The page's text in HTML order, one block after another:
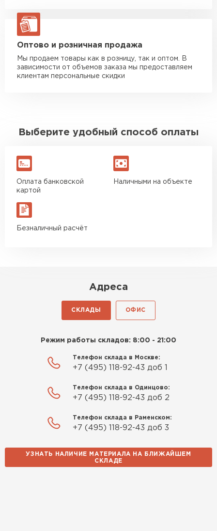
макс. длина груза 13,5 м
ЗАКАЗАТЬ С ДОСТАВКОЙ
Оптово и розничная продажа
Мы продаем товары как в розницу, так и оптом. В
зависимости от объемов заказа мы предоставляем
клиентам персональные скидки
Выберите удобный способ оплаты
Оплата банковской
картой
Наличными на объекте
Безналичный расчёт
Адреса
СКЛАДЫ ОФИС
Режим работы складов: 8:00 - 21:00
Телефон склада в Москве:
+7 (495) 118-92-43 доб 1
Телефон склада в Одинцово:
+7 (495) 118-92-43 доб 2
Телефон склада в Раменском:
+7 (495) 118-92-43 доб 3
УЗНАТЬ НАЛИЧИЕ МАТЕРИАЛА НА БЛИЖАЙШЕМ
СКЛАДЕ